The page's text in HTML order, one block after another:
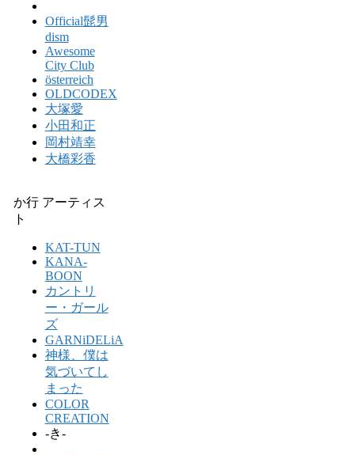
Official髭男
dism
Awesome
City Club
österreich
OLDCODEX
大塚愛
小田和正
岡村靖幸
大橋彩香
か行 アーティス
ト
KAT-TUN
KANA-
BOON
カントリ
ー・ガール
ズ
GARNiDELiA
神様、僕は
気づいてし
まった
COLOR
CREATION
-き-